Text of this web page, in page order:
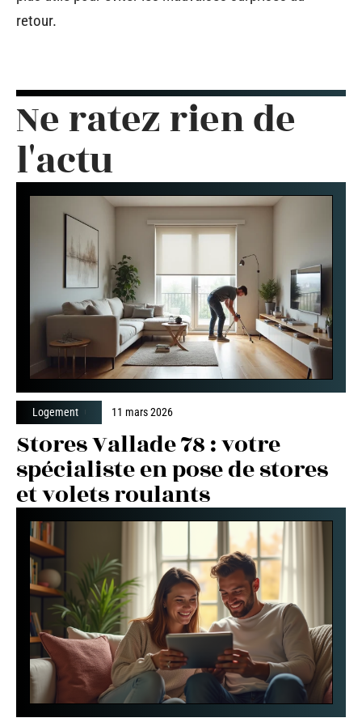
retour.
Ne ratez rien de
l'actu
Logement 11 mars 2026
Stores Vallade 78 : votre
spécialiste en pose de stores
et volets roulants